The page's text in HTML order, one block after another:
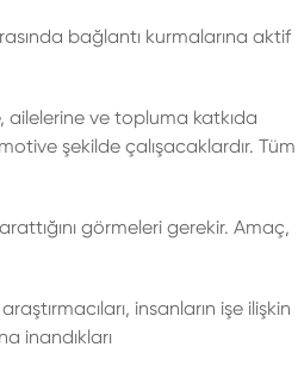
bağlantı kurmalarına aktif
ailelerine ve topluma katkıda
şekilde çalışacaklardır. Tüm
görmeleri gerekir. Amaç,
insanların işe ilişkin
inandıkları